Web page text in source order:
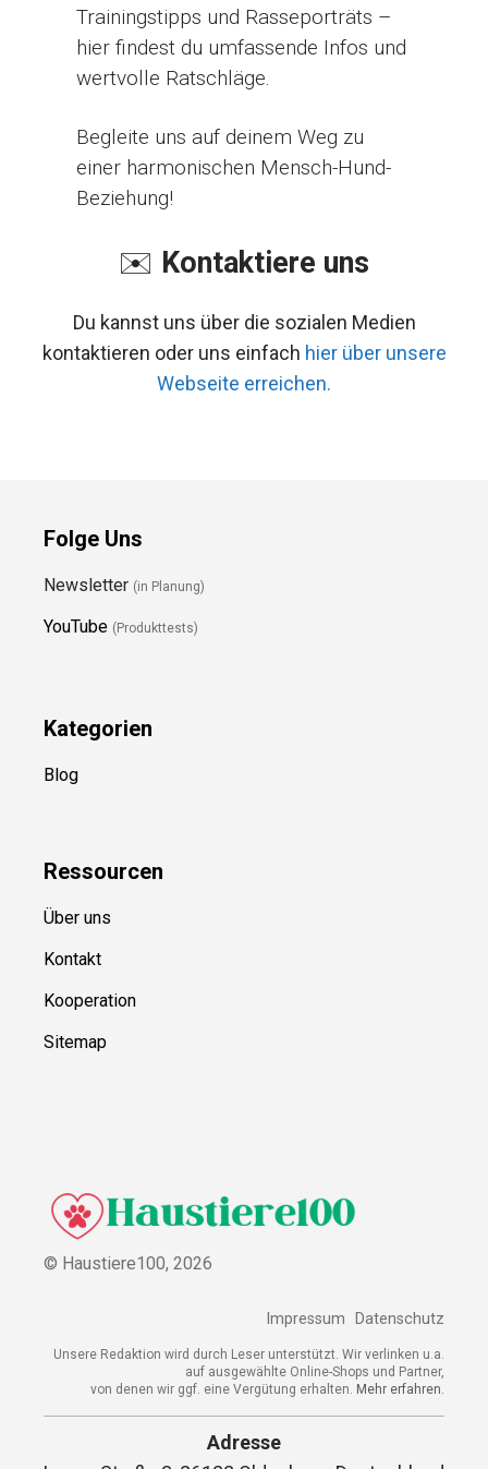
Trainingstipps und Rasseporträts –
hier findest du umfassende Infos und
wertvolle Ratschläge.
Begleite uns auf deinem Weg zu
einer harmonischen Mensch-Hund-
Beziehung!
✉️ Kontaktiere uns
Du kannst uns über die sozialen Medien
kontaktieren oder uns einfach hier über unsere
Webseite erreichen.
Folge Uns
Newsletter (in Planung)
YouTube (Produkttests)
Kategorien
Blog
Ressourcen
Über uns
Kontakt
Kooperation
Sitemap
© Haustiere100, 2026
Impressum Datenschutz
Unsere Redaktion wird durch Leser unterstützt. Wir verlinken u.a.
auf ausgewählte Online-Shops und Partner,
von denen wir ggf. eine Vergütung erhalten. Mehr erfahren.
Adresse